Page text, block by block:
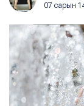
07 сарын